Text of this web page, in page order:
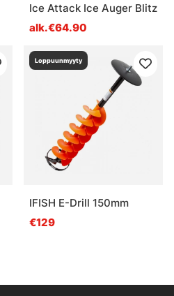
Ice Attack Ice Auger Blitz
alk.€64.90
Loppuunmyyty
IFISH E-Drill 150mm
€129